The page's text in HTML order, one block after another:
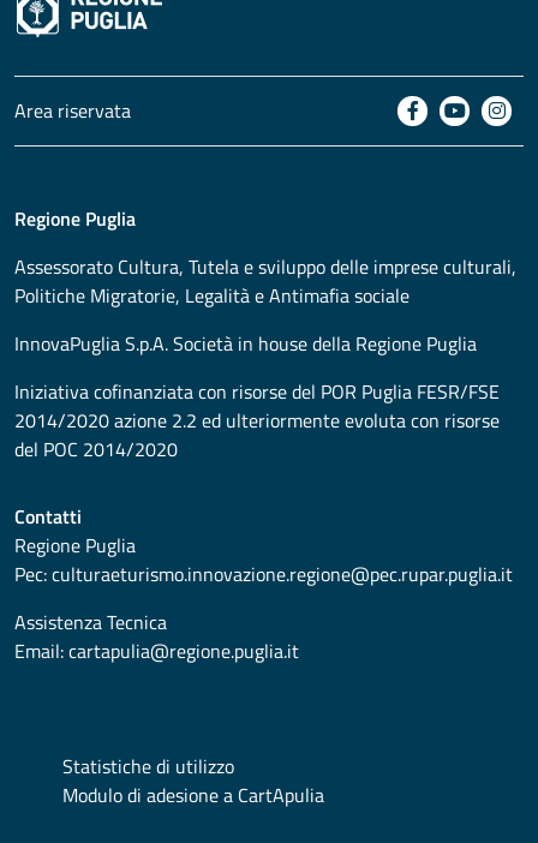
Area riservata
Regione Puglia
Assessorato Cultura, Tutela e sviluppo delle imprese culturali,
Politiche Migratorie, Legalità e Antimafia sociale
InnovaPuglia S.p.A. Società in house della Regione Puglia
Iniziativa cofinanziata con risorse del POR Puglia FESR/FSE
2014/2020 azione 2.2 ed ulteriormente evoluta con risorse
del POC 2014/2020
Contatti
Regione Puglia
Pec:culturaeturismo.innovazione.regione@pec.rupar.puglia.it
Assistenza Tecnica
Email:cartapulia@regione.puglia.it
Statistiche di utilizzo
Modulo di adesione a CartApulia